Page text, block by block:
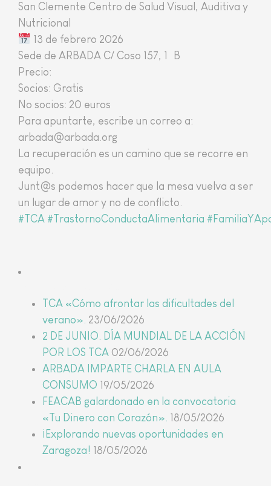
San Clemente Centro de Salud Visual, Auditiva y
Nutricional
13 de febrero 2026
Sede de ARBADA C/ Coso 157, 1º B
Precio:
Socios: Gratis
No socios: 20 euros
Para apuntarte, escribe un correo a:
arbada@arbada.org
La recuperación es un camino que se recorre en
equipo.
Junt@s podemos hacer que la mesa vuelva a ser
un lugar de amor y no de conflicto.
#TCA #TrastornoConductaAlimentaria
TCA «Cómo afrontar las dificultades del
verano». 23/06/2026
2 DE JUNIO. DÍA MUNDIAL DE LA ACCIÓN
POR LOS TCA 02/06/2026
ARBADA IMPARTE CHARLA EN AULA
CONSUMO 19/05/2026
FEACAB galardonado en la convocatoria
«Tu Dinero con Corazón». 18/05/2026
¡Explorando nuevas oportunidades en
Zaragoza! 18/05/2026